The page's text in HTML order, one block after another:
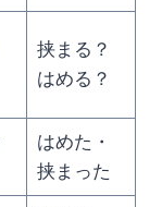
挟まる？
はめる？
はめた・
挟まった